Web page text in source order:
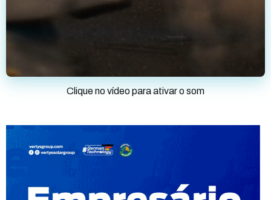
Clique no vídeo para ativar o som